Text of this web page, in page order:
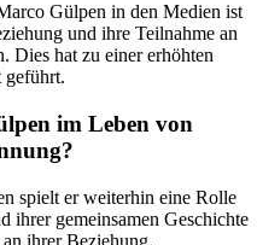
Gülpen in den Medien ist
und ihre Teilnahme an
Dies hat zu einer erhöhten
im Leben von
spielt er weiterhin eine Rolle
ihrer gemeinsamen Geschichte
ihrer Beziehung.